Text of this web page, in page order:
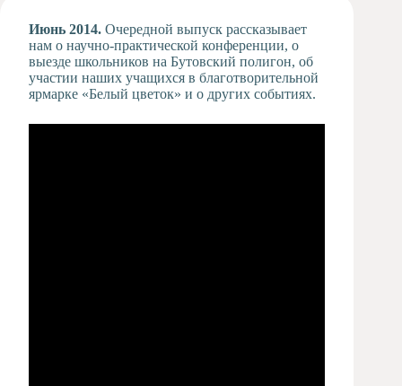
студия
Музыкальное
отделение
Психологическая
Июнь 2014. Очередной выпуск рассказывает
нам о научно-практической конференции, о
выезде школьников на Бутовский полигон, об
участии наших учащихся в благотворительной
ярмарке «Белый цветок» и о других событиях.